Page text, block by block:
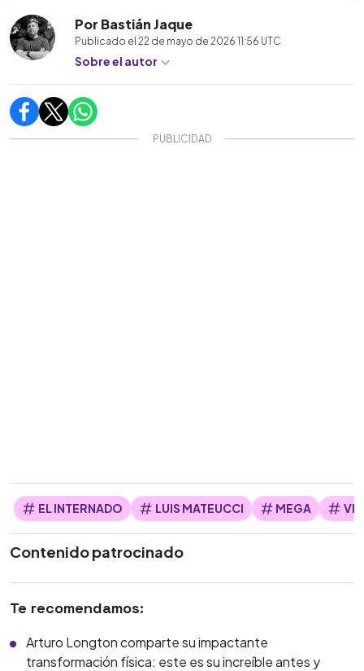
Por Bastián Jaque
Publicado el 22 de mayo de 2026 11:56 UTC
Sobre el autor
EL INTERNADO LUIS MATEUCCI MEGA
Contenido patrocinado
Te recomendamos:
Arturo Longton comparte su impactante
transformación física: este es su increíble antes y